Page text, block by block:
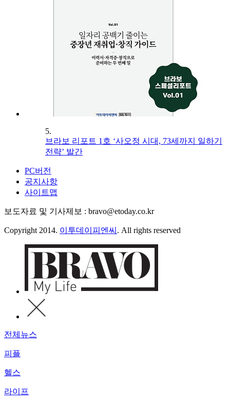
5.
브라보 리포트 1호 ‘사오정 시대, 73세까지 일하기
전략’ 발간
PC버전
공지사항
사이트맵
보도자료 및 기사제보 : bravo@etoday.co.kr
Copyright 2014. 이투데이피엔씨 . All rights reserved
전체뉴스
피플
헬스
라이프